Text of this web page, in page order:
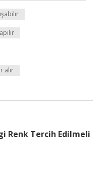
alır
Renk Tercih Edilmeli